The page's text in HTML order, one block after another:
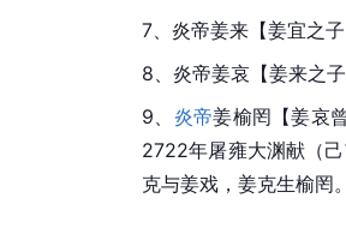
7、炎帝姜来【姜宜之
8、炎帝姜哀【姜来之
9、 炎帝姜榆罔【姜哀
2722年屠雍大渊献（
克与姜戏，姜克生榆罔